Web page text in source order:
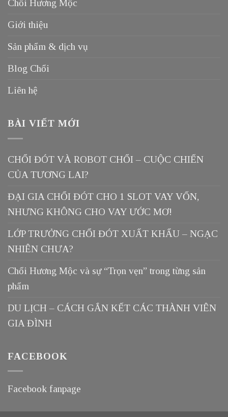
Chổi Hương Mộc
Giới thiệu
Sản phẩm & dịch vụ
Blog Chổi
Liên hệ
BÀI VIẾT MỚI
CHỔI ĐÓT VÀ ROBOT CHỔI – CUỘC CHIẾN
CỦA TƯƠNG LAI?
ĐẠI GIA CHỔI ĐÓT CHO 1 SLOT VAY VỐN,
NHƯNG KHÔNG CHO VAY ƯỚC MƠ!
LỚP TRƯỞNG CHỔI ĐÓT XUẤT KHẨU – NGẠC
NHIÊN CHƯA?
Chổi Hương Mộc và sự “Trọn vẹn” trong từng sản
phẩm
DU LỊCH – CÁCH GẮN KẾT CÁC THÀNH VIÊN
GIA ĐÌNH
FACEBOOK
Facebook fanpage